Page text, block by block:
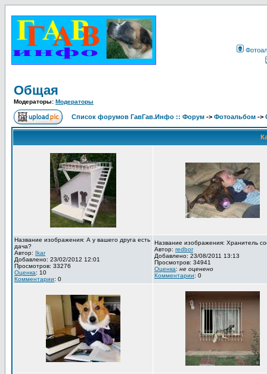
Общая
Модераторы: Модераторы
Список форумов ГавГав.Инфо :: Форум -> Фотоальбом ->
Название изображения: А у вашего друга есть
дача?
Автор: Ikar
Добавлено: 23/02/2012 12:01
Просмотров: 33276
Оценка: 10
Комментарии: 0
Название изображения: Хранитель
Автор: redbor
Добавлено: 23/08/2011 13:13
Просмотров: 34941
Оценка: не оценено
Комментарии: 0